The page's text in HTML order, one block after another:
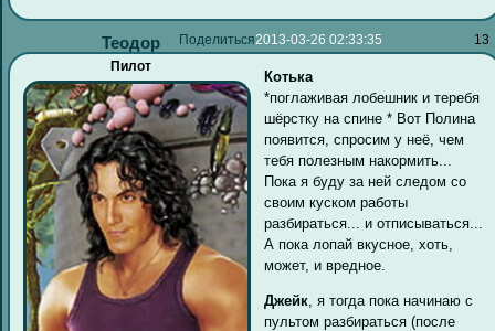
Поделиться 13
2013-03-26 02:33:35
Теодор
Пилот
Котька
*поглаживая лобешник и теребя
шёрстку на спине * Вот Полина
появится, спросим у неё, чем
тебя полезным накормить...
Пока я буду за ней следом со
своим куском работы
разбираться... и отписываться...
А пока лопай вкусное, хоть,
может, и вредное.
Джейк , я тогда пока начинаю с
пультом разбираться (после